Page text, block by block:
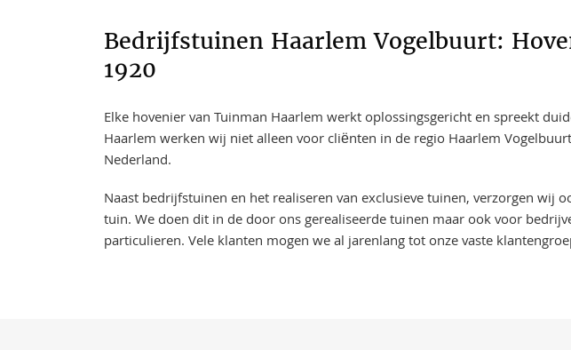
Bedrijfstuinen Haarlem Vogelbuurt:
1920
Elke hovenier van Tuinman Haarlem werkt oplossingsgericht en spreekt
Haarlem werken wij niet alleen voor cliënten in de regio Haarlem
Nederland.
Naast bedrijfstuinen en het realiseren van exclusieve tuinen, verzorgen wij
tuin. We doen dit in de door ons gerealiseerde tuinen maar ook voor
particulieren. Vele klanten mogen we al jarenlang tot onze vaste